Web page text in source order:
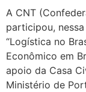
A CNT
participou,
“Logística no
Econômico em
apoio da Casa
Ministério de